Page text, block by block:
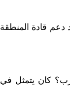
دعم قادة المنطقة
كان يتمثل في